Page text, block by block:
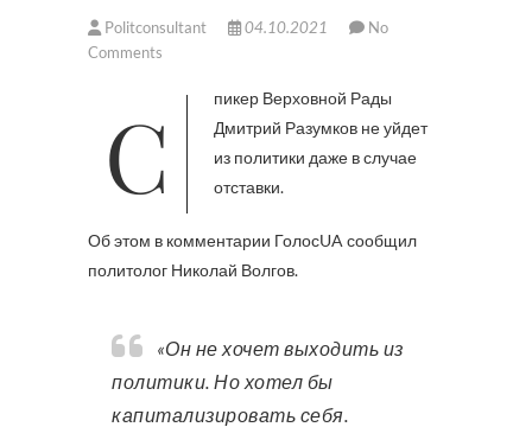
Politconsultant 04.10.2021
No
Comments
Спикер Верховной Рады
Дмитрий Разумков не уйдет
из политики даже в случае
отставки.
Об этом в комментарии ГолосUA сообщил
политолог Николай Волгов.
«Он не хочет выходить из
политики. Но хотел бы
капитализировать себя.